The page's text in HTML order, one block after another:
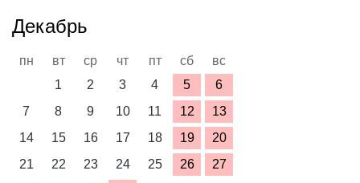
Декабрь
пн вт ср чт пт сб
вс
1
2 3 4 5
6
7
8 9 10 11 12
13
14
15 16 17 18 19
20
21
22 23 24 25 26
27